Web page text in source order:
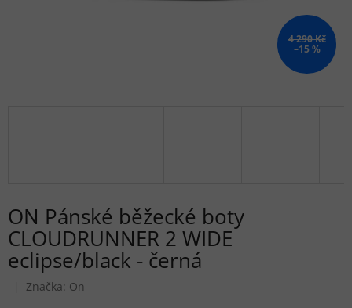
4 290 Kč
–15 %
ON Pánské běžecké boty
CLOUDRUNNER 2 WIDE
eclipse/black - černá
Značka: On